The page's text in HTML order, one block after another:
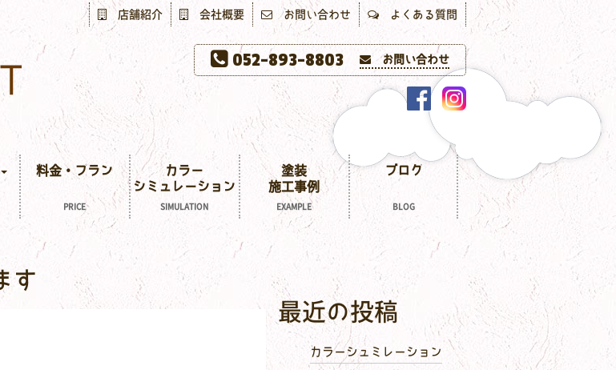
店舗紹介 会社概要 お問い合わせ よくある質問
052-893-8803 お問い合わせ
PRICE
料金・プラン
SIMULATION
カラー
シミュレーション
EXAMPLE
塗装
施工事例
BLOG
ブログ
す
最近の投稿
カラーシュミレーション